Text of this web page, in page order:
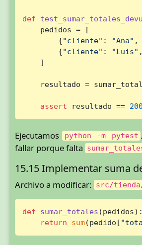
def
    pedidos = [
        {
"cliente" : "Ana" ,
        {
"cliente" : "Luis"
    ]
resultado =
assert resultado == 200
Ejecutamos python -m pytest
fallar porque falta
15.15 Implementar suma
Archivo a modificar: src/
def sumar_totales (pedidos):
return
sum(pedido[